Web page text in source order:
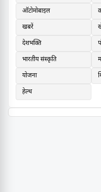
ऑटोमोबाइल
खबरें
देशभक्ति
भारतीय संस्कृति
योजना
हेल्थ